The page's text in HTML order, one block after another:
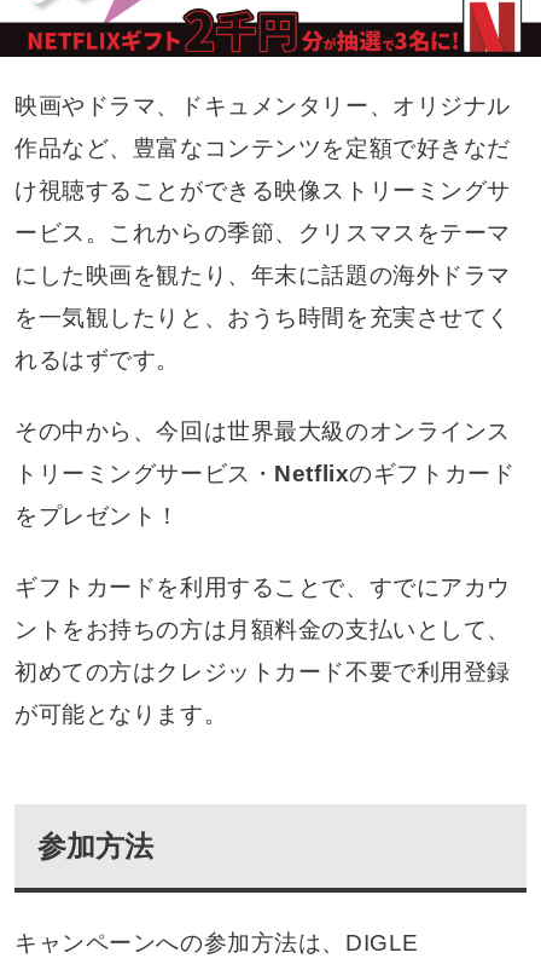
映画やドラマ、ドキュメンタリー、オリジナル
作品など、豊富なコンテンツを定額で好きなだ
け視聴することができる映像ストリーミングサ
ービス。これからの季節、クリスマスをテーマ
にした映画を観たり、年末に話題の海外ドラマ
を一気観したりと、おうち時間を充実させてく
れるはずです。
その中から、今回は世界最大級のオンラインス
トリーミングサービス・ Netflixのギフトカード
をプレゼント！
ギフトカードを利用することで、すでにアカウ
ントをお持ちの方は月額料金の支払いとして、
初めての方はクレジットカード不要で利用登録
が可能となります。
参加方法
キャンペーンへの参加方法は、DIGLE